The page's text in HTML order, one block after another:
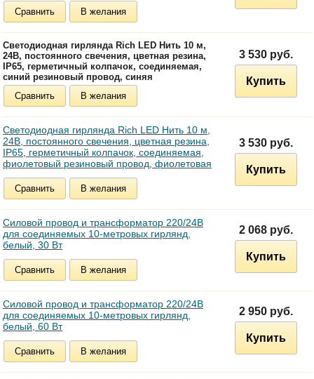
Сравнить В желания
Светодиодная гирлянда Rich LED Нить 10 м,
24В, постоянного свечения, цветная резина,
IP65, герметичный колпачок, соединяемая,
синий резиновый провод, синяя
Сравнить
В желания
3 530 руб.
Купить
Светодиодная гирлянда Rich LED Нить 10 м,
24В, постоянного свечения, цветная резина,
IP65, герметичный колпачок, соединяемая,
фиолетовый резиновый провод, фиолетовая
Сравнить В желания
3 530 руб.
Купить
Силовой провод и трансформатор 220/24В
для соединяемых 10-метровых гирлянд,
белый, 30 Вт
Сравнить В желания
2 068 руб.
Купить
Силовой провод и трансформатор 220/24В
для соединяемых 10-метровых гирлянд,
белый, 60 Вт
Сравнить В желания
2 950 руб.
Купить